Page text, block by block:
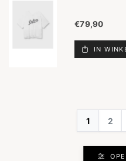
€79,90
IN
1 2